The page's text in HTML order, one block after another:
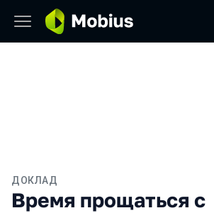
ДОКЛАД
Время прощаться с